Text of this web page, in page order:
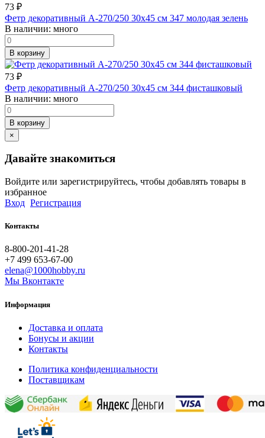
73 ₽
Фетр декоративный А-270/250 30х45 см 347 молодая зелень
В наличии: много
В корзину
73 ₽
Фетр декоративный А-270/250 30х45 см 344 фисташковый
В наличии: много
В корзину
×
Давайте знакомиться
Войдите или зарегистрируйтесь, чтобы добавлять товары в
избранное
Вход Регистрация
Контакты
8-800-201-41-28
+7 499 653-67-00
elena@1000hobby.ru
Мы Вконтакте
Информация
Доставка и оплата
Бонусы и акции
Контакты
Политика конфиденциальности
Поставщикам